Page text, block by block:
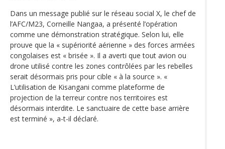
Dans un message publié sur le réseau social X, le chef de
l’AFC/M23, Corneille Nangaa, a présenté l’opération
comme une démonstration stratégique. Selon lui, elle
prouve que la « supériorité aérienne » des forces armées
congolaises est « brisée ». Il a averti que tout avion ou
drone utilisé contre les zones contrôlées par les rebelles
serait désormais pris pour cible « à la source ». «
L’utilisation de Kisangani comme plateforme de
projection de la terreur contre nos territoires est
désormais interdite. Le sanctuaire de cette base arrière
est terminé », a-t-il déclaré.